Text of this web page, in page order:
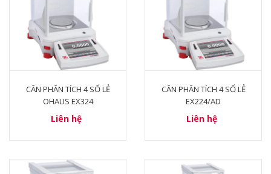
CÂN PHÂN TÍCH 4 SỐ LẺ
OHAUS EX324
Liên hệ
CÂN PHÂN TÍCH 4 SỐ LẺ
EX224/AD
Liên hệ